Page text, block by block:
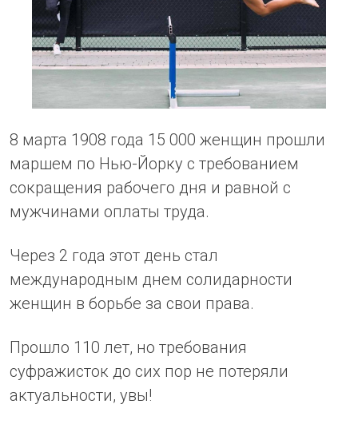
8 марта 1908 года 15 000 женщин прошли
маршем по Нью-Йорку с требованием
сокращения рабочего дня и равной с
мужчинами оплаты труда.
Через 2 года этот день стал
международным днем солидарности
женщин в борьбе за свои права.
Прошло 110 лет, но требования
суфражисток до сих пор не потеряли
актуальности, увы!